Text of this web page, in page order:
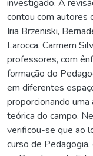
investigado. A
contou com autores
Iria Brzeniski,
Larocca, Carmem
professores, com
formação do
em diferentes
proporcionando
teórica do campo.
verificou-se que ao
curso de